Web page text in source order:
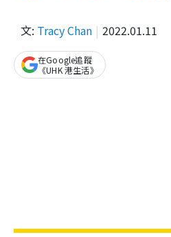
文: Tracy Chan 2022.01.11
在Google追蹤
《UHK 港生活》